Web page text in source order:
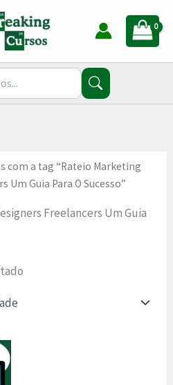
com a tag “Rateio Marketing
Um Guia Para O Sucesso”
Freelancers Um Guia